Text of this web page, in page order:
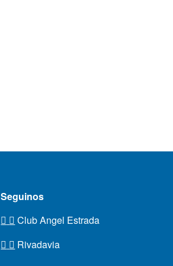
Seguinos
Club Angel Estrada
Rivadavia